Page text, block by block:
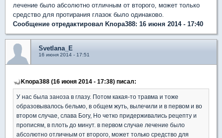
лечение было абсолютно отличным от второго, может только
средство для протирания глазок было одинаково.
Сообщение отредактировал Knopa388: 16 июня 2014 - 17:40
Svetlana_E
16 июня 2014 - 17:51
Knopa388 (16 июня 2014 - 17:38) писал:
У нас была заноза в глазу. Потом какая-то травма и тоже
образовывалось бельмо, в общем жуть, вылечили и в первом и во
втором случае, слава Богу, Но четко придерживались рецепту и
прописям, в плоть до минут. в первом случае лечение было
абсолютно отличным от второго, может только средство для